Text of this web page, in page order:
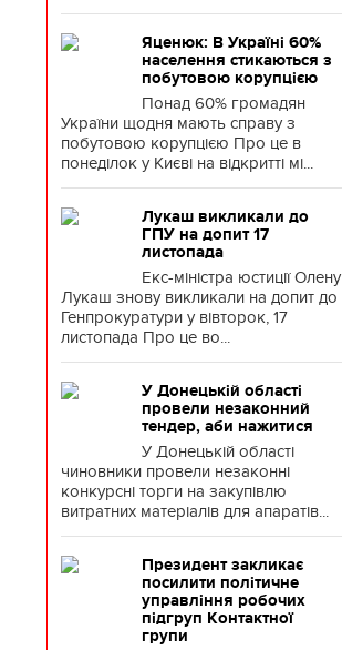
Яценюк: В Україні 60%
населення стикаються з
побутовою корупцією
Понад 60% громадян
України щодня мають справу з
побутовою корупцією Про це в
понеділок у Києві на відкритті мі...
Лукаш викликали до
ГПУ на допит 17
листопада
Екс-міністра юстиції Олену
Лукаш знову викликали на допит до
Генпрокуратури у вівторок, 17
листопада Про це во...
У Донецькій області
провели незаконний
тендер, аби нажитися
У Донецькій області
чиновники провели незаконні
конкурсні торги на закупівлю
витратних матеріалів для апаратів...
Президент закликає
посилити політичне
управління робочих
підгруп Контактної
групи